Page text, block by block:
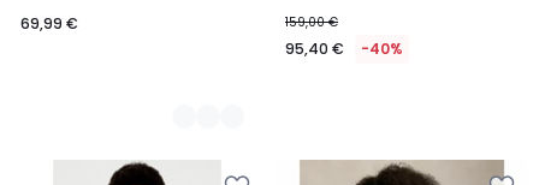
69,99 €
159,00 €
95,40 € -40%